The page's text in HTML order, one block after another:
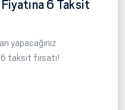
6 Taksit
yapacağınız
taksit fırsatı!